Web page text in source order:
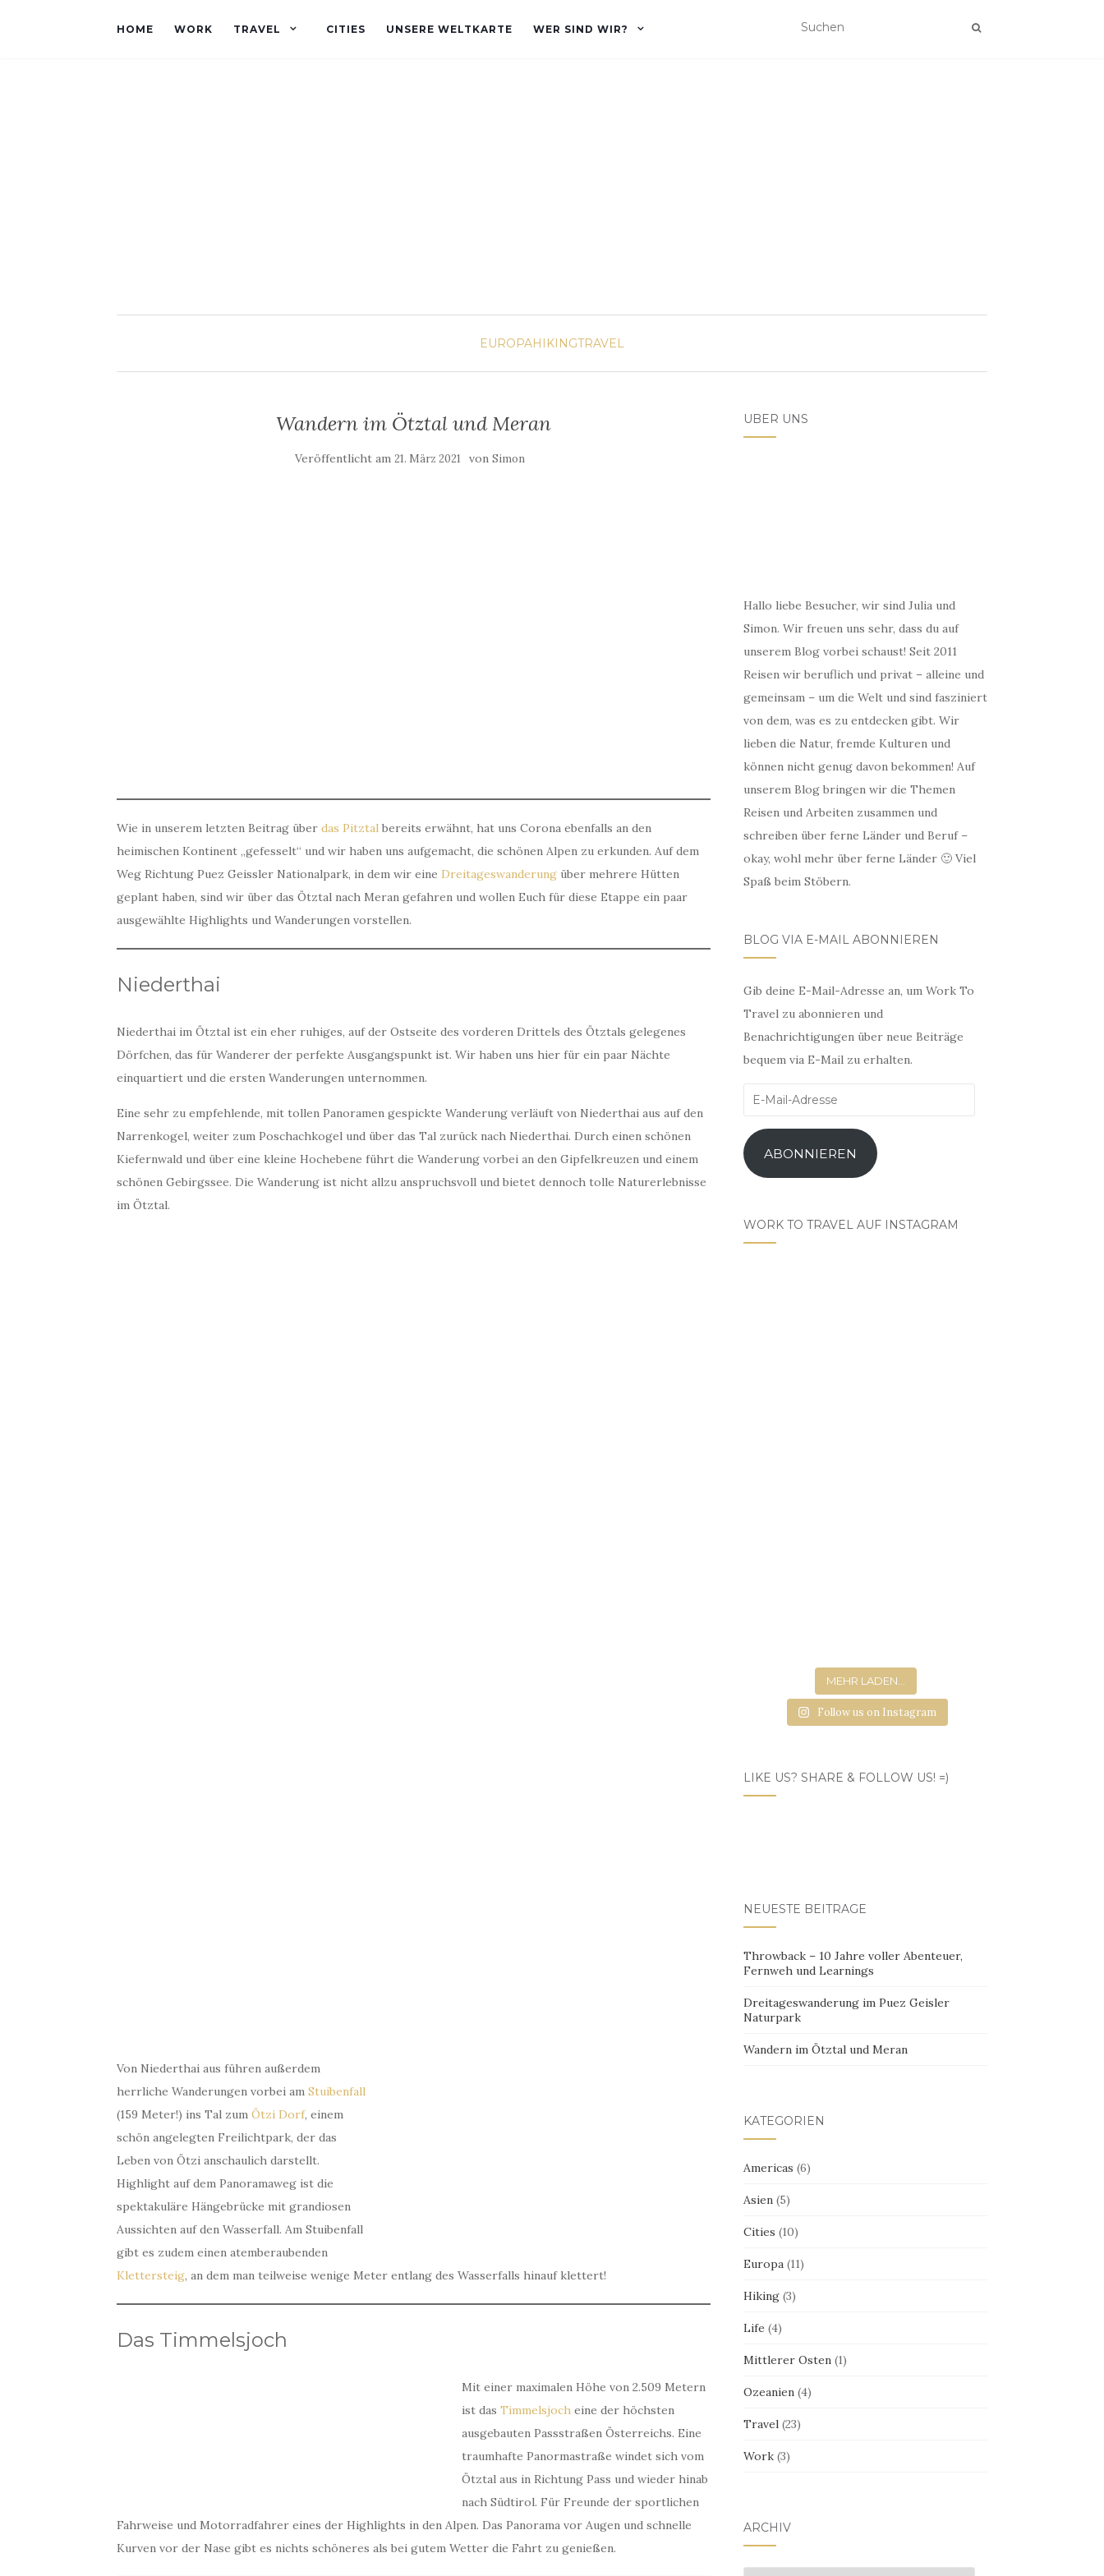
HOME WORK TRAVEL CITIES UNSERE WELTKARTE WER SIND WIR?
EUROPAHIKINGTRAVEL
Wandern im Ötztal und Meran
Veröffentlicht am 21. März 2021 von Simon
Wie in unserem letzten Beitrag über das Pitztal bereits erwähnt, hat uns Corona ebenfalls an den
heimischen Kontinent „gefesselt“ und wir haben uns aufgemacht, die schönen Alpen zu erkunden. Auf dem
Weg Richtung Puez Geissler Nationalpark, in dem wir eine Dreitageswanderung über mehrere Hütten
geplant haben, sind wir über das Ötztal nach Meran gefahren und wollen Euch für diese Etappe ein paar
ausgewählte Highlights und Wanderungen vorstellen.
Niederthai
Niederthai im Ötztal ist ein eher ruhiges, auf der Ostseite des vorderen Drittels des Ötztals gelegenes
Dörfchen, das für Wanderer der perfekte Ausgangspunkt ist. Wir haben uns hier für ein paar Nächte
einquartiert und die ersten Wanderungen unternommen.
Eine sehr zu empfehlende, mit tollen Panoramen gespickte Wanderung verläuft von Niederthai aus auf den
Narrenkogel, weiter zum Poschachkogel und über das Tal zurück nach Niederthai. Durch einen schönen
Kiefernwald und über eine kleine Hochebene führt die Wanderung vorbei an den Gipfelkreuzen und einem
schönen Gebirgssee. Die Wanderung ist nicht allzu anspruchsvoll und bietet dennoch tolle Naturerlebnisse
im Ötztal.
Von Niederthai aus führen außerdem
herrliche Wanderungen vorbei am Stuibenfall
(159 Meter!) ins Tal zum Ötzi Dorf, einem
schön angelegten Freilichtpark, der das
Leben von Ötzi anschaulich darstellt.
Highlight auf dem Panoramaweg ist die
spektakuläre Hängebrücke mit grandiosen
Aussichten auf den Wasserfall. Am Stuibenfall
gibt es zudem einen atemberaubenden
Klettersteig, an dem man teilweise wenige Meter entlang des Wasserfalls hinauf klettert!
Das Timmelsjoch
Mit einer maximalen Höhe von 2.509 Metern
ist das Timmelsjoch eine der höchsten
ausgebauten Passstraßen Österreichs. Eine
traumhafte Panormastraße windet sich vom
Ötztal aus in Richtung Pass und wieder hinab
nach Südtirol. Für Freunde der sportlichen
Fahrweise und Motorradfahrer eines der Highlights in den Alpen. Das Panorama vor Augen und schnelle
Kurven vor der Nase gibt es nichts schöneres als bei gutem Wetter die Fahrt zu genießen.
ÜBER UNS
Hallo liebe Besucher, wir sind Julia und
Simon. Wir freuen uns sehr, dass du auf
unserem Blog vorbei schaust! Seit 2011
Reisen wir beruflich und privat – alleine und
gemeinsam – um die Welt und sind fasziniert
von dem, was es zu entdecken gibt. Wir
lieben die Natur, fremde Kulturen und
können nicht genug davon bekommen! Auf
unserem Blog bringen wir die Themen
Reisen und Arbeiten zusammen und
schreiben über ferne Länder und Beruf –
okay, wohl mehr über ferne Länder 🙂 Viel
Spaß beim Stöbern.
BLOG VIA E-MAIL ABONNIEREN
Gib deine E-Mail-Adresse an, um Work To
Travel zu abonnieren und
Benachrichtigungen über neue Beiträge
bequem via E-Mail zu erhalten.
E-
Adresse
ABONNIEREN
WORK TO TRAVEL AUF INSTAGRAM
MEHR LADEN...
Follow us on Instagram
LIKE US? SHARE & FOLLOW US! =)
NEUESTE BEITRÄGE
Throwback – 10 Jahre voller Abenteuer,
Fernweh und Learnings
Dreitageswanderung im Puez Geisler
Naturpark
Wandern im Ötztal und Meran
KATEGORIEN
Americas (6)
Asien (5)
Cities (10)
Europa (11)
Hiking (3)
Life (4)
Mittlerer Osten (1)
Ozeanien (4)
Travel (23)
Work (3)
ARCHIV